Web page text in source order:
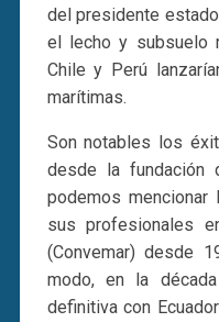
del presidente
el lecho y subsuelo
Chile y Perú
marítimas.
Son notables los
desde la fundación
podemos mencionar
sus profesionales
(Convemar) desde
modo, en la
definitiva con